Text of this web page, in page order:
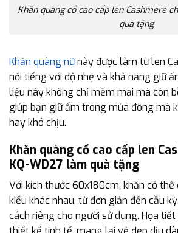
Khăn quàng cổ cao cấp len Cashmere
quà tặng
Khăn quàng nữnày được làm từ len
nổi tiếng với độ nhẹ và khả năng giữ
liệu này không chỉ mềm mại mà còn
giúp bạn giữ ấm trong mùa đông mà
hay khó chịu.
Khăn quàng cổ cao cấp len
KQ-WD27 làm quà tặng
Với kích thước 60x180cm, khăn có thể
kiểu khác nhau, từ đơn giản đến cầu
cách riêng cho người sử dụng. Họa